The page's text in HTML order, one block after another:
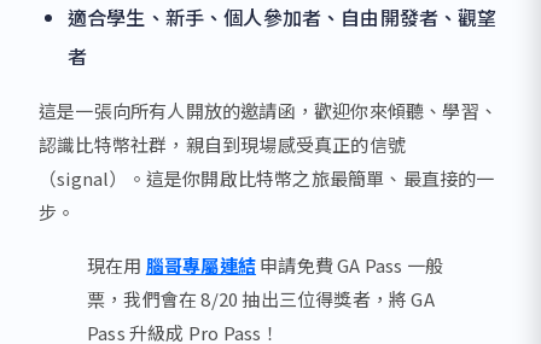
適合學生、新手、個人參加者、自由開發者、觀望
者
這是一張向所有人開放的邀請函，歡迎你來傾聽、學習、
認識比特幣社群，親自到現場感受真正的信號
（signal）。這是你開啟比特幣之旅最簡單、最直接的一
步。
現在用 腦哥專屬連結申請免費 GA Pass 一般
票，我們會在 8/20 抽出三位得獎者，將 GA
Pass 升級成 Pro Pass！